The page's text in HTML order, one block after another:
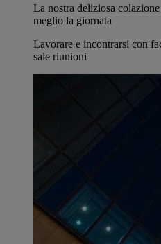
La nostra deliziosa
meglio la giornata
Lavorare e incontrarsi con
sale riunioni